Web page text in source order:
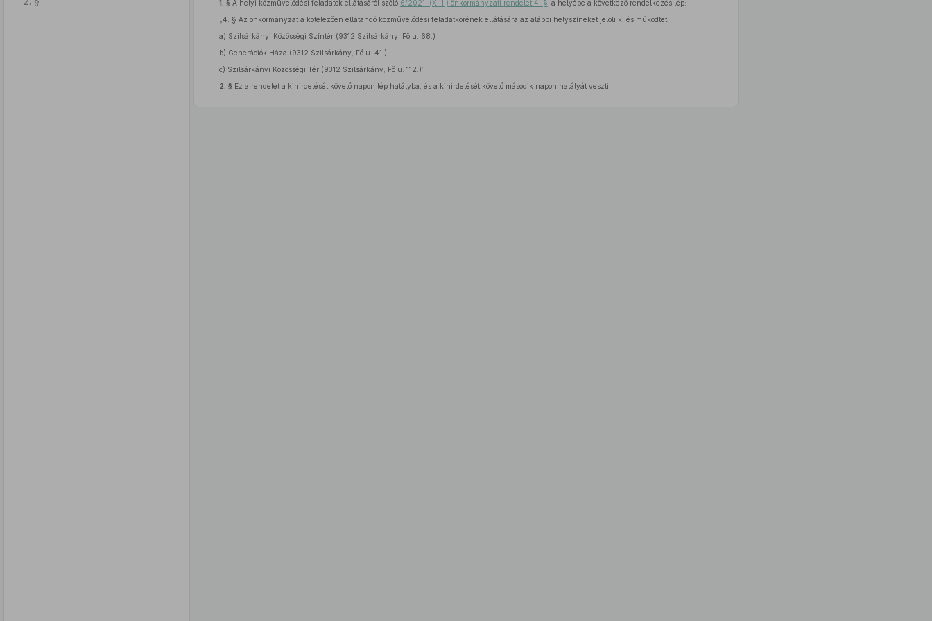
1. § A helyi közművelődési feladatok ellátásáról szóló 6/2021. (X. 1.) önkormányzati rendelet 4. §-a helyébe a következő rendelkezés lép:
„4. § Az önkormányzat a kötelezően ellátandó közművelődési feladatkörének ellátására az alábbi helyszíneket jelöli ki és működteti
a) Szilsárkányi Közösségi Színtér (9312 Szilsárkány, Fő u. 68.)
b) Generációk Háza (9312 Szilsárkány, Fő u. 41.)
c) Szilsárkányi Közösségi Tér (9312 Szilsárkány, Fő u. 112.)”
2. § Ez a rendelet a kihirdetését követő napon lép hatályba, és a kihirdetését követő második napon hatályát veszti.